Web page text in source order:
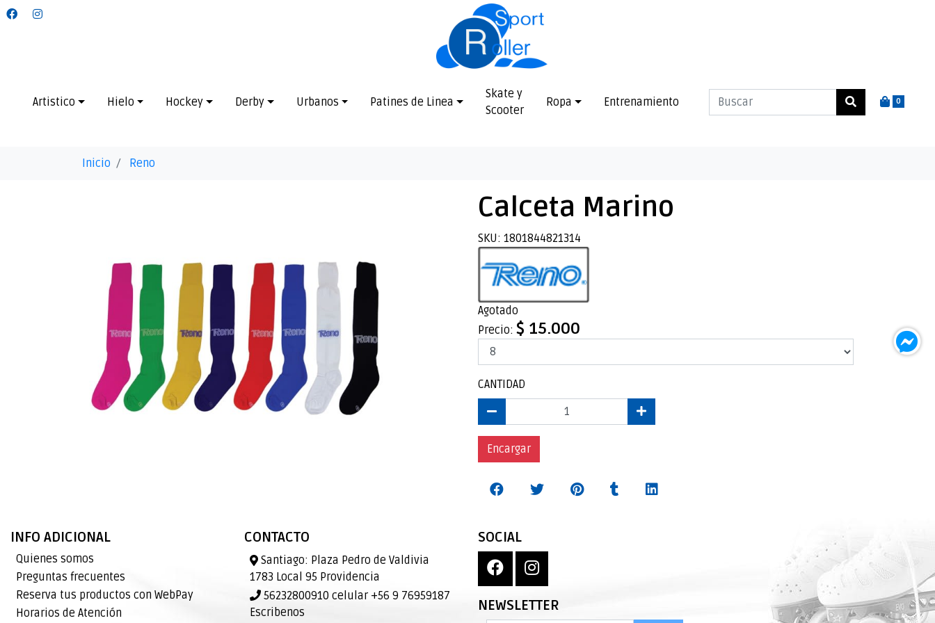
0
Artistico Hielo Hockey Derby Urbanos Patines de Linea
Skate y
Scooter
Ropa Entrenamiento
Inicio Reno
Calceta Marino
SKU: 1801844821314
Agotado
Precio: $ 15.000
CANTIDAD
Encargar
INFO ADICIONAL
Quienes somos
Preguntas frecuentes
Reserva tus productos con WebPay
Horarios de Atención
CONTACTO
Santiago: Plaza Pedro de Valdivia
1783 Local 95 Providencia
56232800910 celular +56 9 76959187
Escribenos
SOCIAL
NEWSLETTER